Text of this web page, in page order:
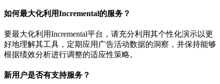
如何最大化利用Incremental的服务？
要最大化利用Incremental平台，请充分利用其个性化演示以更
好地理解其工具，定期应用广告活动数据的洞察，并保持能够
根据绩效分析进行调整的适应性策略。
新用户是否有支持服务？